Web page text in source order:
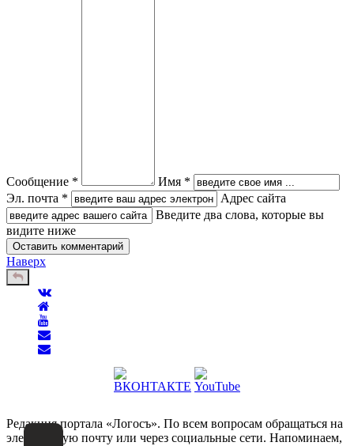
Сообщение *
Имя *
Эл. почта *
Адрес сайта
Введите два слова, которые вы
видите ниже
Наверх
Редакция портала «Логосъ». По всем вопросам обращаться на
электронную почту или через социальные сети. Напоминаем,